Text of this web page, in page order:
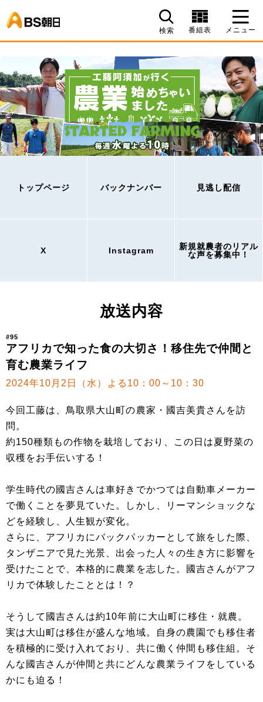
検索 番組表 メニュー
トップページ バックナンバー 見逃し配信
X Instagram
新規就農者のリアル
な声を募集中！
放送内容
#95
アフリカで知った食の大切さ！移住先で仲間と
育む農業ライフ
2024年10月2日（水）よる10：00～10：30
今回工藤は、鳥取県大山町の農家・國吉美貴さんを訪
問。
約150種類もの作物を栽培しており、この日は夏野菜の
収穫をお手伝いする！
学生時代の國吉さんは車好きでかつては自動車メーカー
で働くことを夢見ていた。しかし、リーマンショックな
どを経験し、人生観が変化。
さらに、アフリカにバックパッカーとして旅をした際、
タンザニアで見た光景、出会った人々の生き方に影響を
受けたことで、本格的に農業を志した。國吉さんがアフ
リカで体験したこととは！？
そうして國吉さんは約10年前に大山町に移住・就農。
実は大山町は移住が盛んな地域。自身の農園でも移住者
を積極的に受け入れており、共に働く仲間も移住組。そ
んな國吉さんが仲間と共にどんな農業ライフをしている
かにも迫る！